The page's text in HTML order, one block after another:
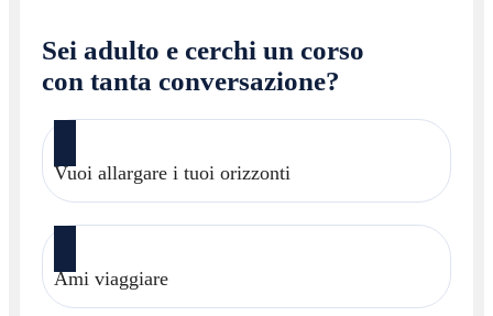
Sei adulto e cerchi un corso
con tanta conversazione?
Vuoi allargare i tuoi orizzonti
Ami viaggiare